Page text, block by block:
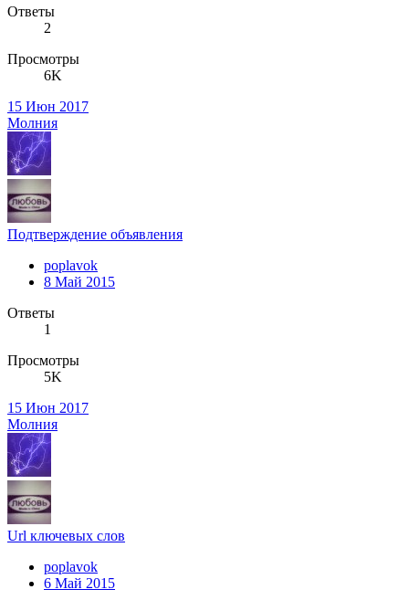
Ответы
2
Просмотры
6K
15 Июн 2017
Молния
Подтверждение объявления
poplavok
8 Май 2015
Ответы
1
Просмотры
5K
15 Июн 2017
Молния
Url ключевых слов
poplavok
6 Май 2015